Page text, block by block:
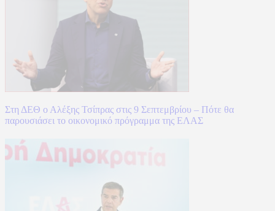
Στη ΔΕΘ ο Αλέξης Τσίπρας στις 9 Σεπτεμβρίου – Πότε θα
παρουσιάσει το οικονομικό πρόγραμμα της ΕΛΑΣ